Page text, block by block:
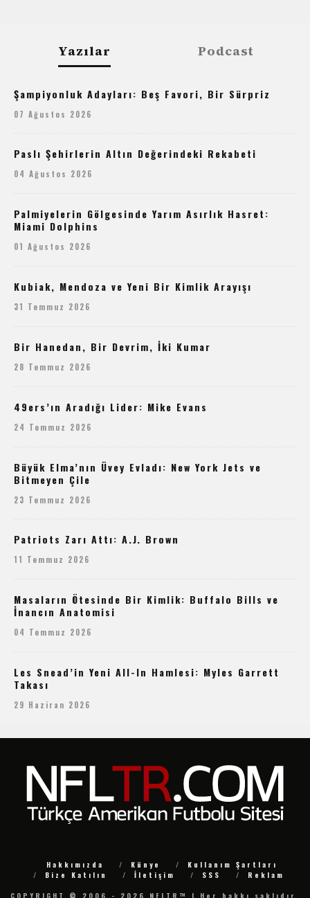
Yazılar Podcast
Şampiyonluk Adayları: Beş Favori, Bir Sürpriz
07 Ağustos 2026
Paslı Şehirlerin Altın Değerindeki Rekabeti
04 Ağustos 2026
Palmiyelerin Gölgesinde Yarım Asırlık Hasret:
Miami Dolphins
01 Ağustos 2026
Kubiak, Mendoza ve Yeni Bir Kimlik Arayışı
31 Temmuz 2026
Bir Hanedan, Bir Devrim, İki Kumar
28 Temmuz 2026
49ers’ın Aradığı Lider: Mike Evans
24 Temmuz 2026
Büyük Elma’nın Üvey Evladı: New York Jets ve
Bitmeyen Çile
23 Temmuz 2026
Patriots Zarı Attı: A.J. Brown
11 Temmuz 2026
Masaların Ötesinde Bir Kimlik: Buffalo Bills ve
İnancın Anatomisi
04 Temmuz 2026
Les Snead’in Yeni All-In Hamlesi: Myles Garrett
Takası
29 Haziran 2026
Hakkımızda Künye
Kullanım Şartları
Bize Katılın
İletişim SSS
Reklam
COPYRIGHT © 2006 - 2026 NFLTR™ | Her hakkı saklıdır.